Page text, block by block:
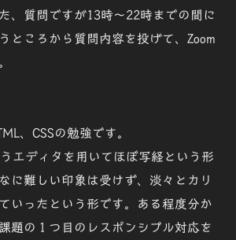
、質問ですが13時～22時までの間に
ところから質問内容を投げて、Zoom
、CSSの勉強です。
うエディタを用いてほぼ写経という形
に難しい印象は受けず、淡々とカリ
いったという形です。ある程度分か
題の１つ目のレスポンシブル対応を